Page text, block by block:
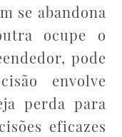
se abandona
ocupe o
pode
envolve
perda para
eficazes